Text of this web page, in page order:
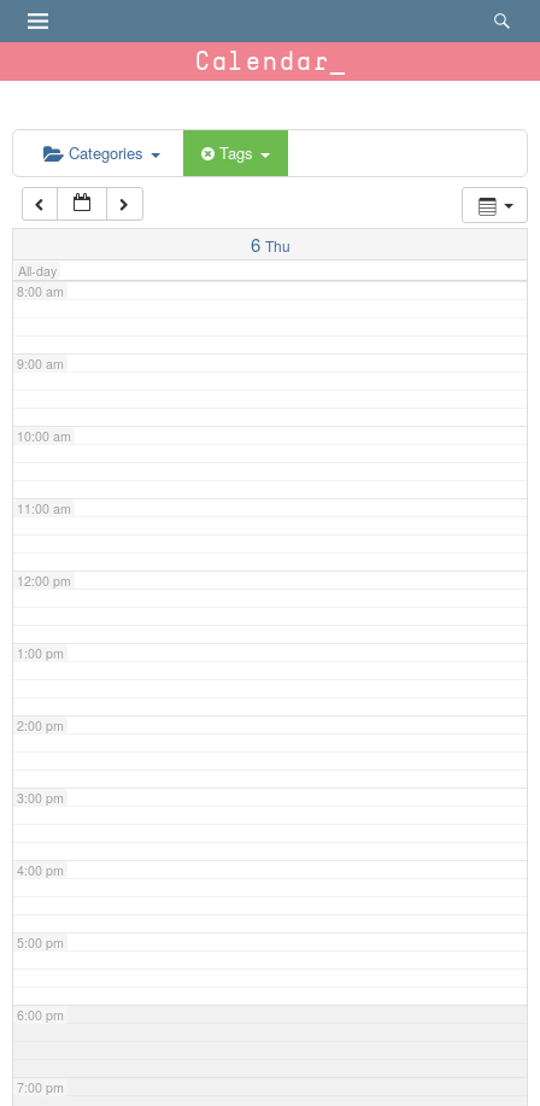
Calendar
Categories Tags
6 Thu
All-day
6:00 am
7:00 am
8:00 am
9:00 am
10:00 am
11:00 am
12:00 pm
1:00 pm
2:00 pm
3:00 pm
4:00 pm
5:00 pm
6:00 pm
7:00 pm